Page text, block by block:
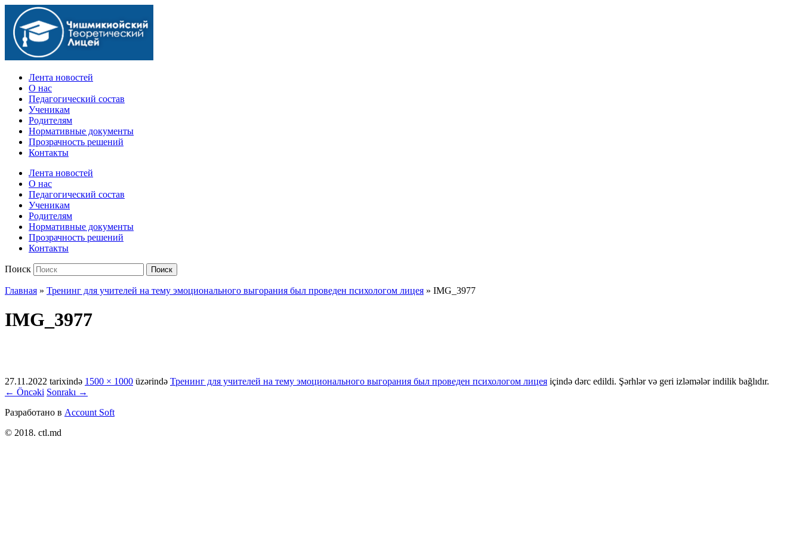
Официальный сайт учебного заведения
Лента новостей
О нас
Педагогический состав
Ученикам
Родителям
Нормативные документы
Прозрачность решений
Контакты
Лента новостей
О нас
Педагогический состав
Ученикам
Родителям
Нормативные документы
Прозрачность решений
Контакты
Поиск Поиск
Главная » Тренинг для учителей на тему эмоционального выгорания был проведен психологом лицея » IMG_3977
IMG_3977
27.11.2022 tarixində 1500 × 1000 üzərində Тренинг для учителей на тему эмоционального выгорания был проведен психологом лицея içində dərc edildi. Şərhlər və geri izləmələr indilik bağlıdır.
← Öncəki Sonrakı →
Разработано в Account Soft
© 2018. ctl.md